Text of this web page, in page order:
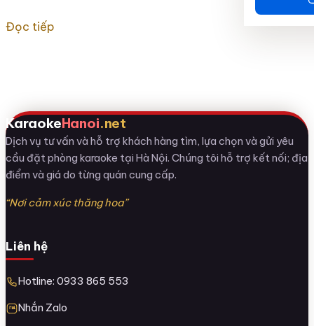
Đọc tiếp
KaraokeHanoi.net
Dịch vụ tư vấn và hỗ trợ khách hàng tìm, lựa chọn và gửi yêu
cầu đặt phòng karaoke tại Hà Nội. Chúng tôi hỗ trợ kết nối; địa
điểm và giá do từng quán cung cấp.
“Nơi cảm xúc thăng hoa”
Liên hệ
Hotline: 0933 865 553
Nhắn Zalo